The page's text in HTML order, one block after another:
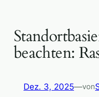
beachten:
Dez. 3, 2025—von